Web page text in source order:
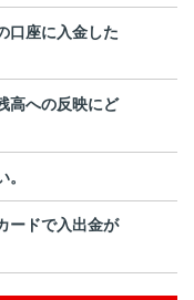
口座に入金した
高への反映にど
ードで入出金が